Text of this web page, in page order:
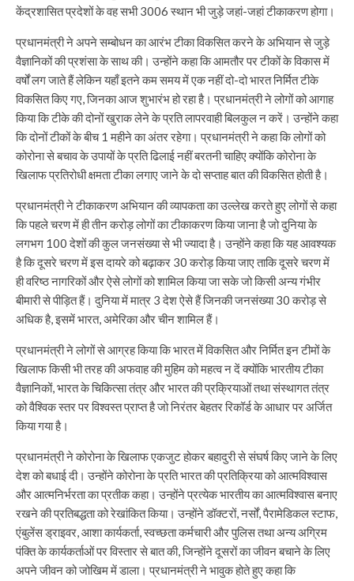
केंद्रशासित प्रदेशों के वह सभी 3006 स्थान भी जुड़े जहां-जहां टीकाकरण होगा।
प्रधानमंत्री ने अपने सम्बोधन का आरंभ टीका विकसित करने के अभियान से जुड़े
वैज्ञानिकों की प्रशंसा के साथ की। उन्होंने कहा कि आमतौर पर टीकों के विकास में
वर्षों लग जाते हैं लेकिन यहाँ इतने कम समय में एक नहीं दो-दो भारत निर्मित टीके
विकसित किए गए, जिनका आज शुभारंभ हो रहा है। प्रधानमंत्री ने लोगों को आगाह
किया कि टीके की दोनों खुराक लेने के प्रति लापरवाही बिलकुल न करें। उन्होंने कहा
कि दोनों टीकों के बीच 1 महीने का अंतर रहेगा। प्रधानमंत्री ने कहा कि लोगों को
कोरोना से बचाव के उपायों के प्रति ढिलाई नहीं बरतनी चाहिए क्योंकि कोरोना के
खिलाफ प्रतिरोधी क्षमता टीका लगाए जाने के दो सप्ताह बात की विकसित होती है।
प्रधानमंत्री ने टीकाकरण अभियान की व्यापकता का उल्लेख करते हुए लोगों से कहा
कि पहले चरण में ही तीन करोड़ लोगों का टीकाकरण किया जाना है जो दुनिया के
लगभग 100 देशों की कुल जनसंख्या से भी ज्यादा है। उन्होंने कहा कि यह आवश्यक
है कि दूसरे चरण में इस दायरे को बढ़ाकर 30 करोड़ किया जाए ताकि दूसरे चरण में
ही वरिष्ठ नागरिकों और ऐसे लोगों को शामिल किया जा सके जो किसी अन्य गंभीर
बीमारी से पीड़ित हैं। दुनिया में मात्र 3 देश ऐसे हैं जिनकी जनसंख्या 30 करोड़ से
अधिक है, इसमें भारत, अमेरिका और चीन शामिल हैं।
प्रधानमंत्री ने लोगों से आग्रह किया कि भारत में विकसित और निर्मित इन टीमों के
खिलाफ किसी भी तरह की अफवाह की मुहिम को महत्व न दें क्योंकि भारतीय टीका
वैज्ञानिकों, भारत के चिकित्सा तंत्र और भारत की प्रक्रियाओं तथा संस्थागत तंत्र
को वैश्विक स्तर पर विश्वस्त प्राप्त है जो निरंतर बेहतर रिकॉर्ड के आधार पर अर्जित
किया गया है।
प्रधानमंत्री ने कोरोना के खिलाफ एकजुट होकर बहादुरी से संघर्ष किए जाने के लिए
देश को बधाई दी। उन्होंने कोरोना के प्रति भारत की प्रतिक्रिया को आत्मविश्वास
और आत्मनिर्भरता का प्रतीक कहा। उन्होंने प्रत्येक भारतीय का आत्मविश्वास बनाए
रखने की प्रतिबद्धता को रेखांकित किया। उन्होंने डॉक्टरों, नर्सों, पैरामेडिकल स्टाफ,
एंबुलेंस ड्राइवर, आशा कार्यकर्ता, स्वच्छता कर्मचारी और पुलिस तथा अन्य अग्रिम
पंक्ति के कार्यकर्ताओं पर विस्तार से बात की, जिन्होंने दूसरों का जीवन बचाने के लिए
अपने जीवन को जोखिम में डाला। प्रधानमंत्री ने भावुक होते हुए कहा कि